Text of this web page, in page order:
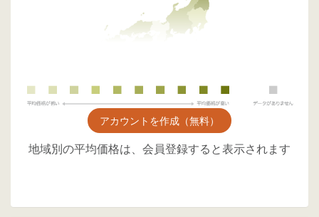
アカウントを作成（無料）
地域別の平均価格は、会員登録すると表示されます